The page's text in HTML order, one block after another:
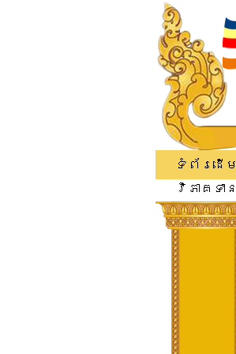
ទំព័រដើម
វិភាគទាន